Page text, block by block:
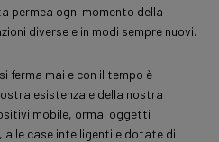
permea ogni momento della
diverse e in modi sempre nuovi.
ferma mai e con il tempo è
esistenza e della nostra
mobile, ormai oggetti
alle case intelligenti e dotate di